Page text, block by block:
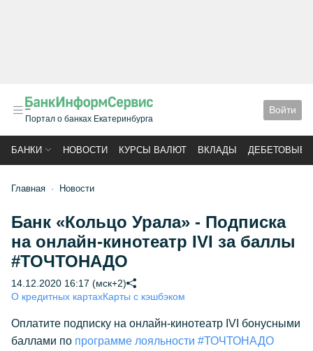
Портал о банках Екатеринбурга
Войти
БАНКИ НОВОСТИ КУРСЫ ВАЛЮТ ВКЛАДЫ ДЕБЕТОВЫЕ
Главная Новости
Банк «Кольцо Урала» - Подписка
на онлайн-кинотеатр IVI за баллы
#ТОЧТОНАДО
14.12.2020 16:17 (мск+2)
О кредитных картахКарты с кэшбэком
Оплатите подписку на онлайн-кинотеатр IVI бонусными
баллами по программе лояльности #ТОЧТОНАДО